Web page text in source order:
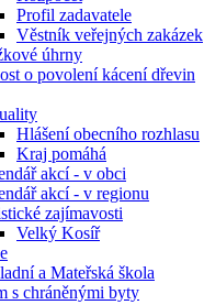
Profil zadavatele
Věstník veřejných zakázek
úhrny
o povolení kácení dřevin
Hlášení obecního rozhlasu
Kraj pomáhá
akcí - v obci
akcí - v regionu
zajímavosti
Velký Kosíř
a Mateřská škola
s chráněnými byty